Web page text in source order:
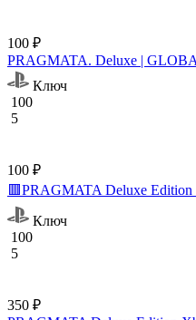
100 ₽
PRAGMATA. Deluxe |
Ключ
100
5
100 ₽
🟥PRAGMATA Deluxe
Ключ
100
5
350 ₽